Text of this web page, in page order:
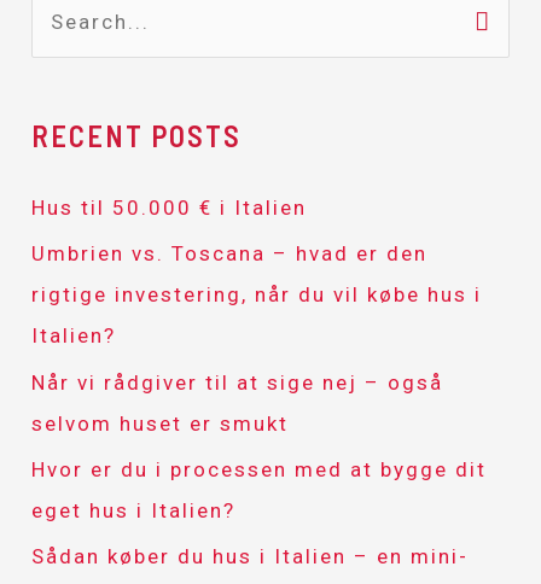
r
:
RECENT POSTS
Hus til 50.000 € i Italien
Umbrien vs. Toscana – hvad er den
rigtige investering, når du vil købe hus i
Italien?
Når vi rådgiver til at sige nej – også
selvom huset er smukt
Hvor er du i processen med at bygge dit
eget hus i Italien?
Sådan køber du hus i Italien – en mini-